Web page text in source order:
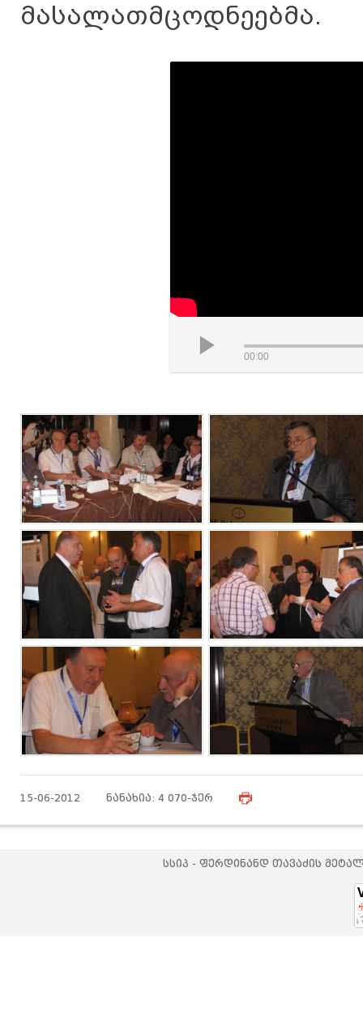
მასალათმცოდნეებმა.
00:00
15-06-2012 ნანახია: 4 070-ჯერ
სსიპ - ფერდინანდ თავაძის